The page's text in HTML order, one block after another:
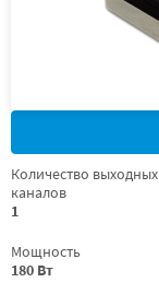
Количество выходных
каналов
1
Мощность
180 Вт